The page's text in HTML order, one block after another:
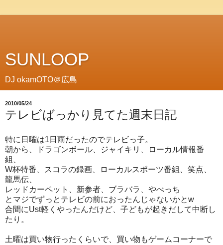
SUNLOOP
DJ okamOTO＠広島
2010/05/24
テレビばっかり見てた週末日記
特に日曜は1日雨だったのでテレビっ子。
朝から、ドラゴンボール、ジャイキリ、ローカル情報番
組、
W杯特番、スコラの録画、ローカルスポーツ番組、笑点、
龍馬伝、
レッドカーペット、新参者、ブラバラ、やべっち
とマジでずっとテレビの前におったんじゃないかとw
合間にUst軽くやったんだけど、子どもが起きだして中断し
たり。
土曜は買い物行ったくらいで、買い物もゲームコーナーで